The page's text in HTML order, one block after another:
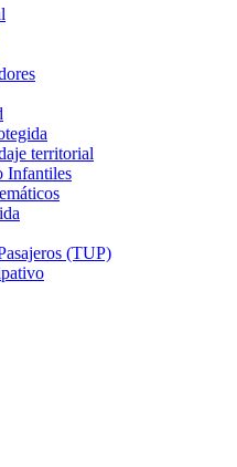
territorial
Infantiles
(TUP)